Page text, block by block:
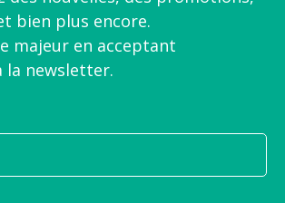
bien plus encore.
majeur en acceptant
la newsletter.